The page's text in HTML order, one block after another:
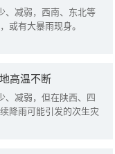
、减弱，西南、东北等
或有大暴雨现身。
高温不断
、减弱，但在陕西、四
降雨可能引发的次生灾